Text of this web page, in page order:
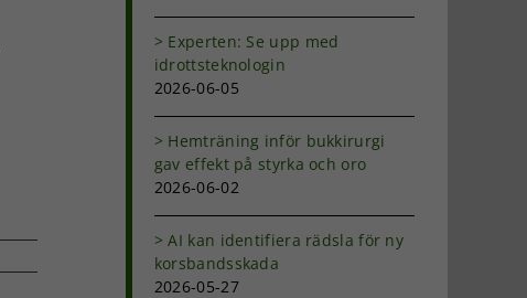
Experten: Se upp med
idrottsteknologin
2026-06-05
Hemträning inför bukkirurgi
gav effekt på styrka och oro
2026-06-02
AI kan identifiera rädsla för ny
korsbandsskada
2026-05-27